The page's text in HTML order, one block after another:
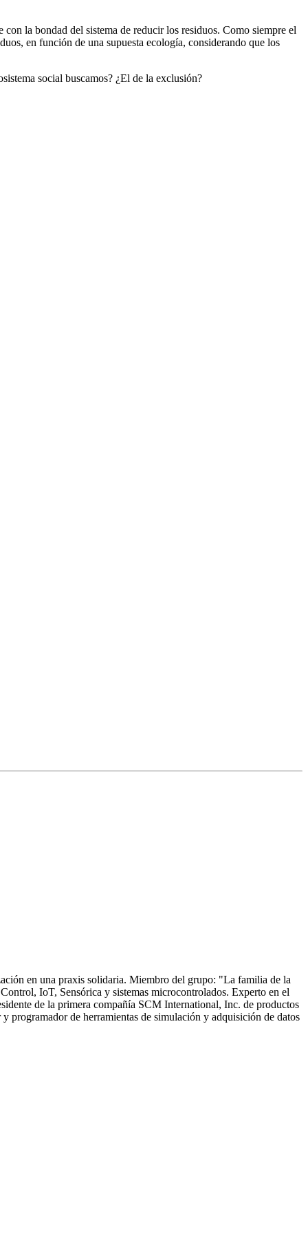
la bondad del sistema de reducir los residuos. Como siempre el
en función de una supuesta ecología, considerando que los
social buscamos? ¿El de la exclusión?
en una praxis solidaria. Miembro del grupo: "La familia de la
IoT, Sensórica y sistemas microcontrolados. Experto en el
de la primera compañía SCM International, Inc. de productos
programador de herramientas de simulación y adquisición de datos